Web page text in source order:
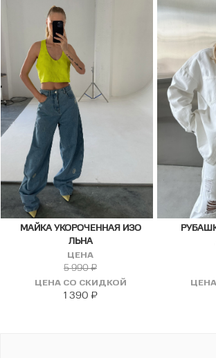
МАЙКА УКОРОЧЕННАЯ ИЗО
ЛЬНА
ЦЕНА
5 990₽
ЦЕНА СО СКИДКОЙ
1 390 ₽